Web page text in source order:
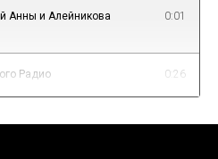
Анны и Алейникова
0:01
Радио 0:26